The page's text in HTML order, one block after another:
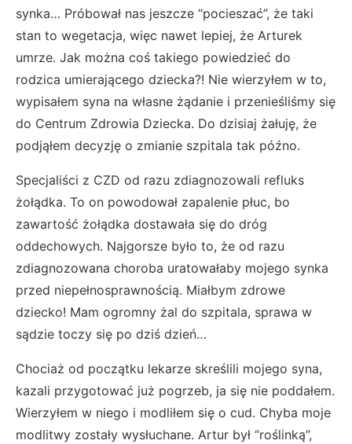
synka… Próbował nas jeszcze “pocieszać”, że taki
stan to wegetacja, więc nawet lepiej, że Arturek
umrze. Jak można coś takiego powiedzieć do
rodzica umierającego dziecka?! Nie wierzyłem w to,
wypisałem syna na własne żądanie i przenieśliśmy się
do Centrum Zdrowia Dziecka. Do dzisiaj żałuję, że
podjąłem decyzję o zmianie szpitala tak późno.
Specjaliści z CZD od razu zdiagnozowali refluks
żołądka. To on powodował zapalenie płuc, bo
zawartość żołądka dostawała się do dróg
oddechowych. Najgorsze było to, że od razu
zdiagnozowana choroba uratowałaby mojego synka
przed niepełnosprawnością. Miałbym zdrowe
dziecko! Mam ogromny żal do szpitala, sprawa w
sądzie toczy się po dziś dzień…
Chociaż od początku lekarze skreślili mojego syna,
kazali przygotować już pogrzeb, ja się nie poddałem.
Wierzyłem w niego i modliłem się o cud. Chyba moje
modlitwy zostały wysłuchane. Artur był “roślinką”,